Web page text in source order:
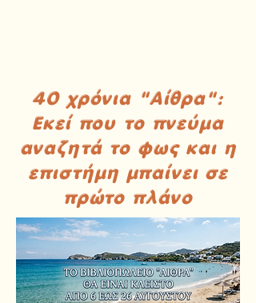
40 χρόνια "Αίθρα":
Εκεί που το πνεύμα
αναζητά το φως και η
επιστήμη μπαίνει σε
πρώτο πλάνο